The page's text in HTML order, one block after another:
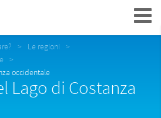
Navigation
Le regioni
occidentale
Lago di Costanza